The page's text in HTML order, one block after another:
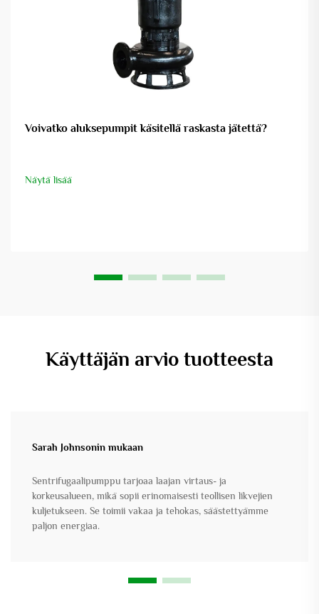
Voivatko aluksepumpit käsitellä raskasta jätettä?
Näytä lisää
Käyttäjän arvio tuotteesta
Sarah Johnsonin mukaan
Sentrifugaalipumppu tarjoaa laajan virtaus- ja
korkeusalueen, mikä sopii erinomaisesti teollisen likvejien
kuljetukseen. Se toimii vakaa ja tehokas, säästettyämme
paljon energiaa.